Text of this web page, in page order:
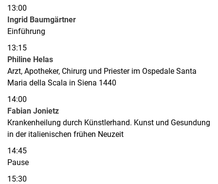
13:00
Ingrid Baumgärtner
Einführung
13:15
Philine Helas
Arzt, Apotheker, Chirurg und Priester im Ospedale Santa
Maria della Scala in Siena 1440
14:00
Fabian Jonietz
Krankenheilung durch Künstlerhand. Kunst und Gesundung
in der italienischen frühen Neuzeit
14:45
Pause
15:30